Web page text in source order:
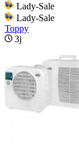
Lady-Sale
Lady-Sale
Toppy
3j